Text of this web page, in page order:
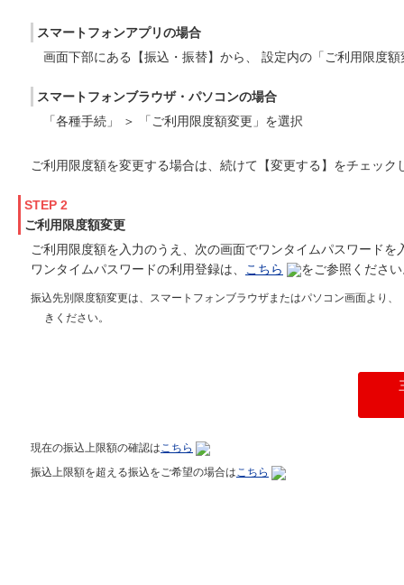
スマートフォンアプリの場合
画面下部にある【振込・振替】から、 設定内の「ご利用限度
スマートフォンブラウザ・パソコンの場合
「各種手続」 ＞ 「ご利用限度額変更」を選択
ご利用限度額を変更する場合は、続けて【変更する】をチェック
STEP 2
ご利用限度額変更
ご利用限度額を入力のうえ、次の画面でワンタイムパスワードを
ワンタイムパスワードの利用登録は、
こちら をご参照くださ
振込先別限度額変更は、スマートフォンブラウザまたはパソコン画面より
きください。
現在の振込上限額の確認は こちら
振込上限額を超える振込をご希望の場合は こちら